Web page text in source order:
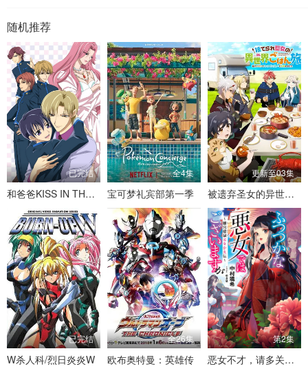
随机推荐
已完结
和爸爸KISS IN THE DARK
全4集
宝可梦礼宾部第一季
更新至03集
被遗弃圣女的异世界美食之旅
已完结
W杀人科/烈日炎炎W
全26集
欧布奥特曼：英雄传
第2集
恶女不才，请多关照.～雏宫蝶鼠换身传